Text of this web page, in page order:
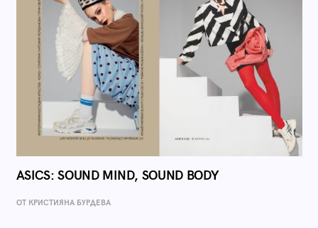
ASICS: SOUND MIND, SOUND BODY
ОТ КРИСТИЯНА БУРДЕВА